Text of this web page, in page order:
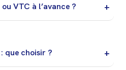
VTC à l’avance ?
que choisir ?